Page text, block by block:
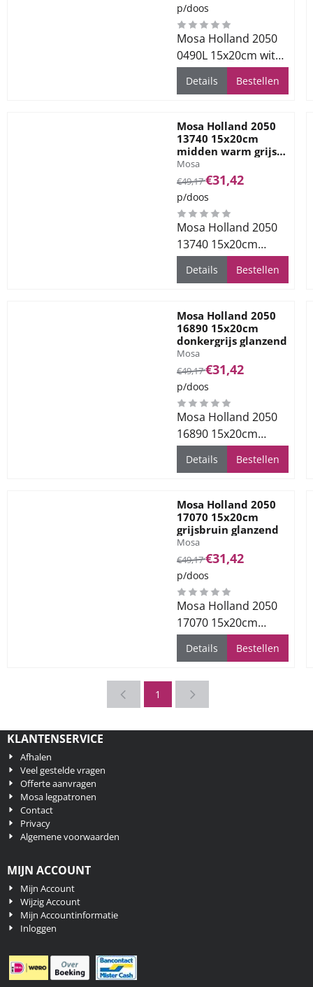
p/doos
Mosa Holland 2050
0490L 15x20cm wit
glanzend
Details Bestellen
Mosa Holland 2050
13740 15x20cm
midden warm grijs
glanzend
Merk:
Mosa
Van 49,17 voor 31,42
€49,17€31,42
p/doos
Mosa Holland 2050
13740 15x20cm
midden warm grijs
glanzend
Details Bestellen
Mosa Holland 2050
16890 15x20cm
donkergrijs glanzend
Merk:
Mosa
Van 49,17 voor 31,42
€49,17€31,42
p/doos
Mosa Holland 2050
16890 15x20cm
donkergrijs glanzend
Details Bestellen
Mosa Holland 2050
17070 15x20cm
grijsbruin glanzend
Merk:
Mosa
Van 49,17 voor 31,42
€49,17€31,42
p/doos
Mosa Holland 2050
17070 15x20cm
grijsbruin glanzend
Details Bestellen
1
KLANTENSERVICE
Afhalen
Veel gestelde vragen
Offerte aanvragen
Mosa legpatronen
Contact
Privacy
Algemene voorwaarden
MIJN ACCOUNT
Mijn Account
Wijzig Account
Mijn Accountinformatie
Inloggen